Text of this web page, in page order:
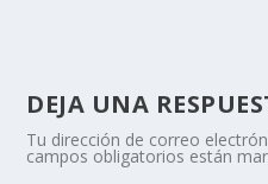
DEJA UNA
Tu dirección de correo
campos obligatorios están